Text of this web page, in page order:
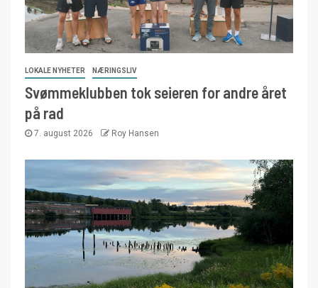
LOKALE NYHETER NÆRINGSLIV
Svømmeklubben tok seieren for andre året
på rad
7. august 2026 Roy Hansen